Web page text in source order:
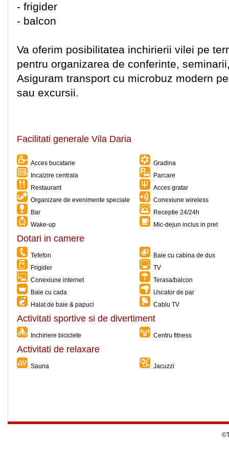
- frigider
- balcon
Va oferim posibilitatea inchirierii vilei pe
pentru organizarea de conferinte,
Asiguram transport cu microbuz modern
sau excursii.
Facilitati generale Vila Daria
Acces bucatarie
Gradina
Incalzire centrala
Parcare
Restaurant
Acces gratar
Organizare de evenimente speciale
Conexiune wireless
Bar
Receptie 24/24h
Wake-up
Mic-dejun inclus in pret
Dotari in camere
Tefefon
Baie cu cabina de dus
Frigider
TV
Conexiune internet
Terasa/balcon
Baie cu cada
Uscator de par
Halat de baie & papuci
Cablu TV
Activitati sportive si de divertiment
Inchiriere biciclete Centru fitness
Activitati de relaxare
Sauna Jacuzzi